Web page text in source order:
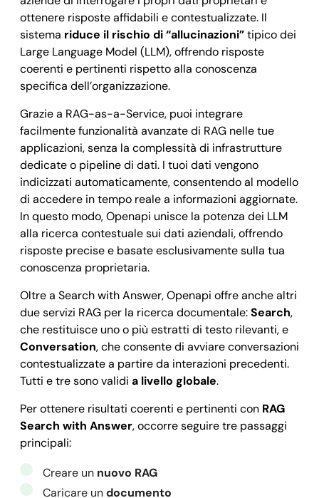
ottenere risposte affidabili e contestualizzate. Il
sistema riduce il rischio di “allucinazioni”tipico dei
Large Language Model (LLM), offrendo risposte
coerenti e pertinenti rispetto alla conoscenza
specifica dell’organizzazione.
Grazie a RAG-as-a-Service, puoi integrare
facilmente funzionalità avanzate di RAG nelle tue
applicazioni, senza la complessità di infrastrutture
dedicate o pipeline di dati. I tuoi dati vengono
indicizzati automaticamente, consentendo al modello
di accedere in tempo reale a informazioni aggiornate.
In questo modo, Openapi unisce la potenza dei LLM
alla ricerca contestuale sui dati aziendali, offrendo
risposte precise e basate esclusivamente sulla tua
conoscenza proprietaria.
Oltre a Search with Answer, Openapi offre anche altri
due servizi RAG per la ricerca documentale:Search,
che restituisce uno o più estratti di testo rilevanti, e
Conversation, che consente di avviare conversazioni
contestualizzate a partire da interazioni precedenti.
Tutti e tre sono validi a livello globale.
Per ottenere risultati coerenti e pertinenti con RAG
Search with Answer, occorre seguire tre passaggi
principali:
Creare un nuovo RAG
Caricare undocumento